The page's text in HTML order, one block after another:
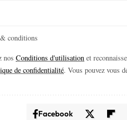
conditions
nosConditions d'utilisation et
de confidentialité. Vous pouvez vous
Facebook